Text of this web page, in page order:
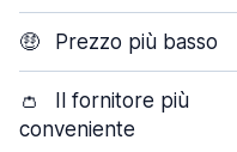
🤑 Prezzo più basso
👛
Il fornitore più
conveniente